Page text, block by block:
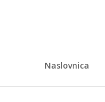
Naslovnica